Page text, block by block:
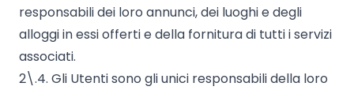
responsabili dei loro annunci, dei luoghi e degli
alloggi in essi offerti e della fornitura di tutti i servizi
associati.
2\.4. Gli Utenti sono gli unici responsabili della loro